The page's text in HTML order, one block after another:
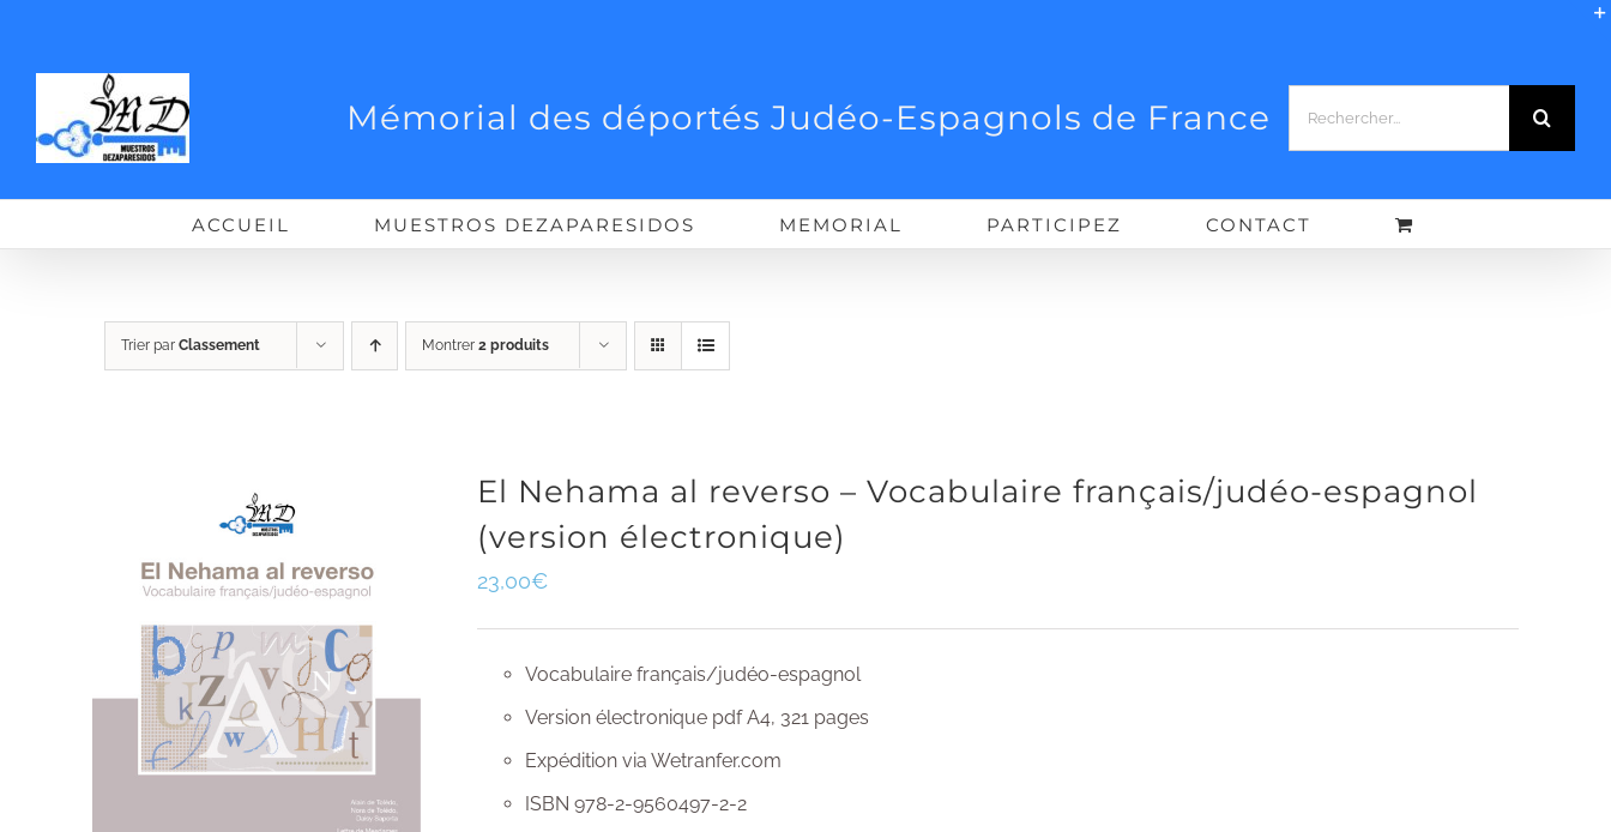
Mémorial des déportés Judéo-Espagnols de France
ACCUEIL MUESTROS DEZAPARESIDOS MEMORIAL PARTICIPEZ CONTACT
Trier par Classement Montrer 2 produits
El Nehama al reverso – Vocabulaire français/judéo-espagnol
(version électronique)
23,00€
Vocabulaire français/judéo-espagnol
Version électronique pdf A4, 321 pages
Expédition via Wetranfer.com
ISBN 978-2-9560497-2-2